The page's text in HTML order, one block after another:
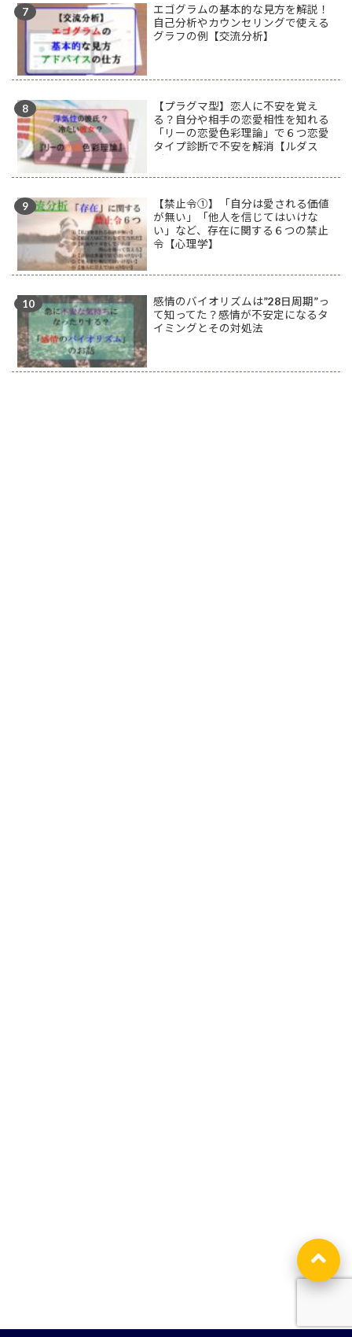
エゴグラムの基本的な見方を解説！
自己分析やカウンセリングで使える
グラフの例【交流分析】
【プラグマ型】恋人に不安を覚え
る？自分や相手の恋愛相性を知れる
「リーの恋愛色彩理論」で６つ恋愛
タイプ診断で不安を解消【ルダス
【禁止令①】「自分は愛される価値
が無い」「他人を信じてはいけな
い」など、存在に関する６つの禁止
令【心理学】
感情のバイオリズムは”28日周期”っ
て知ってた？感情が不安定になるタ
イミングとその対処法